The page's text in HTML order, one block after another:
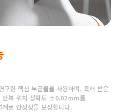
구한 핵심 부품들을 사용하며, 특허 받은
반복 위치 정확도 ±0.02mm를
로 안정성을 보장합니다.